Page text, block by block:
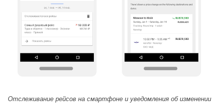
Отслеживание рейсов на смартфоне и уведомления об изменении